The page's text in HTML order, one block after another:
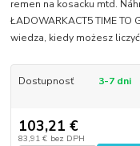
remen na kosacku mtd.
ŁADOWARKACT5 TIME TO
wiedza, kiedy możesz
Dostupnosť 3-7 dni
103,21 €
83,91 € bez DPH